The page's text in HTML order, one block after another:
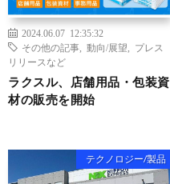
2024.06.07 12:35:32
その他の記事
動向/展望
プレス
リリースなど
ラクスル、店舗用品・包装資
材の販売を開始
テクノロジー/製品